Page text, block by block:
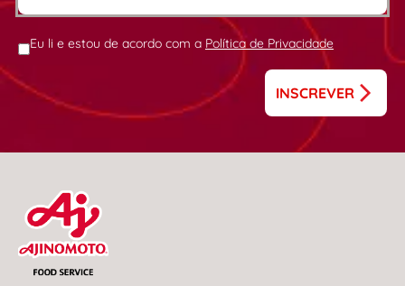
Eu li e estou de acordo com a Política de Privacidade
INSCREVER